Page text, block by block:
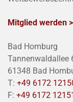
Mitglied werden
Bad Homburg
Tannenwaldallee
61348 Bad
T: +49 6172
F: +49 6172